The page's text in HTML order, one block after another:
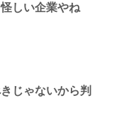
しい企業やね
じゃないから判